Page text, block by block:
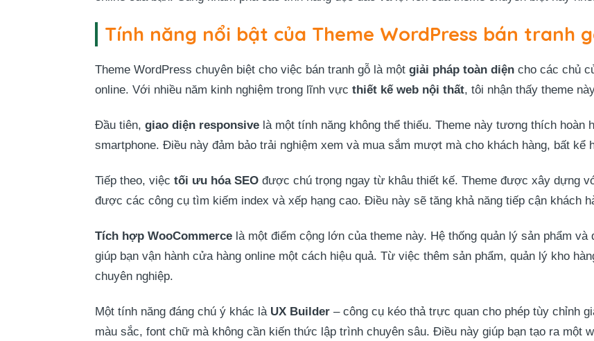
Tính năng nổi bật của Theme WordPress bán tranh
Theme WordPress chuyên biệt cho việc bán tranh gỗ là một giải pháp toàn diện cho các chủ
online. Với nhiều năm kinh nghiệm trong lĩnh vực thiết kế web nội thất, tôi nhận thấy theme
Đầu tiên, giao diện responsive là một tính năng không thể thiếu. Theme này tương thích
smartphone. Điều này đảm bảo trải nghiệm xem và mua sắm mượt mà cho khách hàng, bất kể
Tiếp theo, việc tối ưu hóa SEO được chú trọng ngay từ khâu thiết kế. Theme được xây dựng
được các công cụ tìm kiếm index và xếp hạng cao. Điều này sẽ tăng khả năng tiếp cận khách
Tích hợp WooCommerce là một điểm cộng lớn của theme này. Hệ thống quản lý sản phẩm
giúp bạn vận hành cửa hàng online một cách hiệu quả. Từ việc thêm sản phẩm, quản lý kho
chuyên nghiệp.
Một tính năng đáng chú ý khác là UX Builder – công cụ kéo thả trực quan cho phép tùy chỉnh
màu sắc, font chữ mà không cần kiến thức lập trình chuyên sâu. Điều này giúp bạn tạo ra một